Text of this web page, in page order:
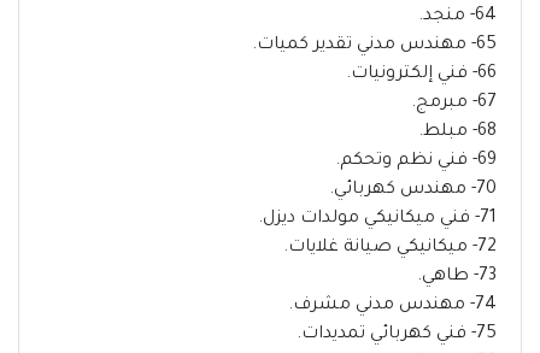
64- منجد.
65- مهندس مدني تقدير كميات.
66- فني إلكترونيات.
67- مبرمج.
68- مبلط.
69- فني نظم وتحكم.
70- مهندس كهربائي.
71- فني ميكانيكي مولدات ديزل.
72- ميكانيكي صيانة غلايات.
73- طاهي.
74- مهندس مدني مشرف.
75- فني كهربائي تمديدات.